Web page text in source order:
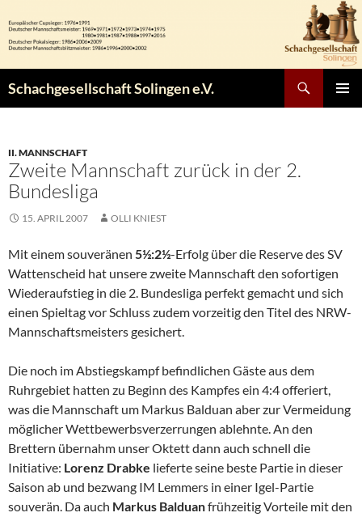
Inhalt
springen
Schachgesellschaft Solingen e.V.
II. MANNSCHAFT
Zweite Mannschaft zurück in der 2.
Bundesliga
15. APRIL 2007 OLLI KNIEST
Mit einem souveränen 5½:2½-Erfolg über die Reserve des SV
Wattenscheid hat unsere zweite Mannschaft den sofortigen
Wiederaufstieg in die 2. Bundesliga perfekt gemacht und sich
einen Spieltag vor Schluss zudem vorzeitig den Titel des NRW-
Mannschaftsmeisters gesichert.
Die noch im Abstiegskampf befindlichen Gäste aus dem
Ruhrgebiet hatten zu Beginn des Kampfes ein 4:4 offeriert,
was die Mannschaft um Markus Balduan aber zur Vermeidung
möglicher Wettbewerbsverzerrungen ablehnte. An den
Brettern übernahm unser Oktett dann auch schnell die
Initiative: Lorenz Drabke lieferte seine beste Partie in dieser
Saison ab und bezwang IM Lemmers in einer Igel-Partie
souverän. Da auch Markus Balduanfrühzeitig Vorteile mit den